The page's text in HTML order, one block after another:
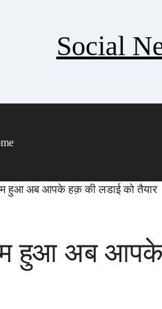
Social
हुआ अब आपके हक़ की लडाई को तैयार
हुआ अब